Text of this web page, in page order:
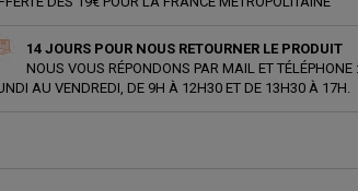
14 JOURS POUR NOUS RETOURNER LE PRODUIT
NOUS VOUS RÉPONDONS PAR MAIL ET TÉLÉPHONE
AU VENDREDI, DE 9H À 12H30 ET DE 13H30 À 17H.